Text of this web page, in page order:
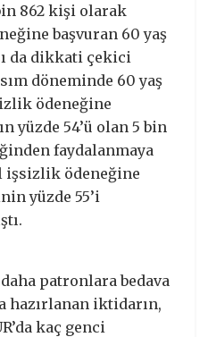
862 kişi olarak
başvuran 60 yaş
da dikkati çekici
döneminde 60 yaş
ödeneğine
yüzde 54’ü olan 5 bin
faydalanmaya
işsizlik ödeneğine
yüzde 55’i
patronlara bedava
hazırlanan iktidarın,
kaç genci